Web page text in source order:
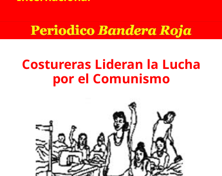
Costureras Lideran la Lucha
por el Comunismo